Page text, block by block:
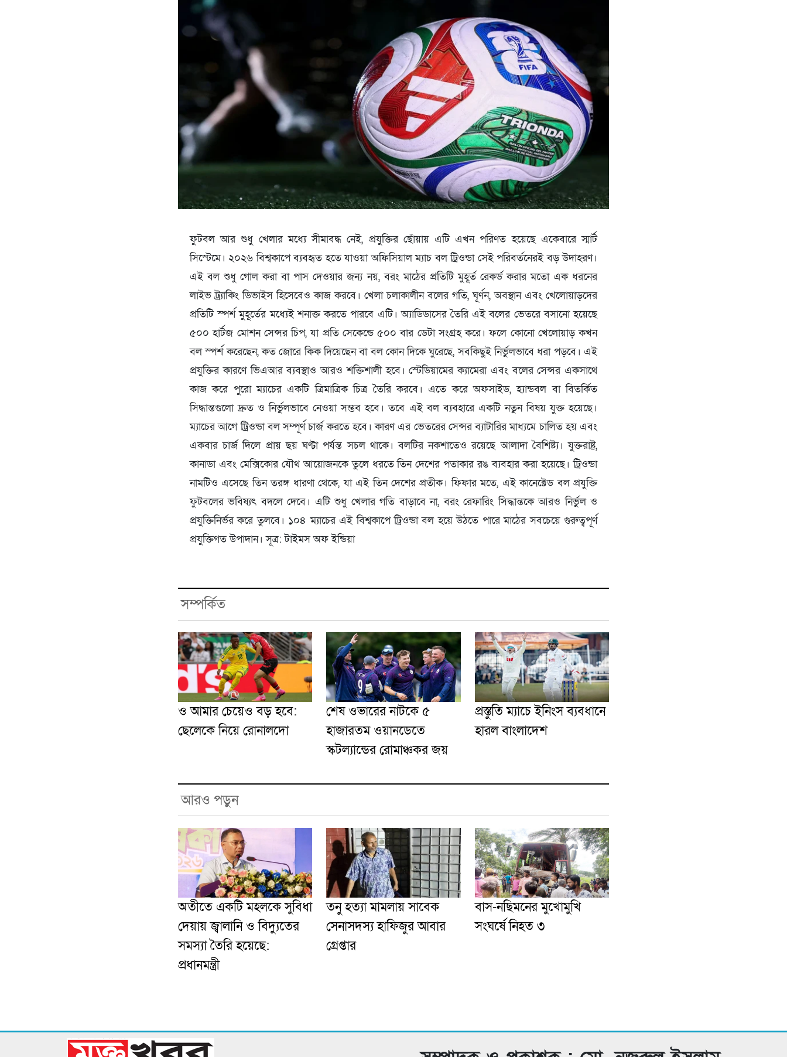
ফুটবল আর শুধু খেলার মধ্যে সীমাবদ্ধ নেই, প্রযুক্তির ছোঁয়ায় এটি এখন পরিণত হয়েছে একেবারে স্মার্ট
সিস্টেমে। ২০২৬ বিশ্বকাপে ব্যবহৃত হতে যাওয়া অফিসিয়াল ম্যাচ বল ট্রিওন্ডা সেই পরিবর্তনেরই বড় উদাহরণ।
এই বল শুধু গোল করা বা পাস দেওয়ার জন্য নয়, বরং মাঠের প্রতিটি মুহূর্ত রেকর্ড করার মতো এক ধরনের
লাইভ ট্র্যাকিং ডিভাইস হিসেবেও কাজ করবে। খেলা চলাকালীন বলের গতি, ঘূর্ণন, অবস্থান এবং খেলোয়াড়দের
প্রতিটি স্পর্শ মুহূর্তের মধ্যেই শনাক্ত করতে পারবে এটি। অ্যাডিডাসের তৈরি এই বলের ভেতরে বসানো হয়েছে
৫০০ হার্টজ মোশন সেন্সর চিপ, যা প্রতি সেকেন্ডে ৫০০ বার ডেটা সংগ্রহ করে। ফলে কোনো খেলোয়াড় কখন
বল স্পর্শ করেছেন, কত জোরে কিক দিয়েছেন বা বল কোন দিকে ঘুরেছে, সবকিছুই নির্ভুলভাবে ধরা পড়বে। এই
প্রযুক্তির কারণে ভিএআর ব্যবস্থাও আরও শক্তিশালী হবে। স্টেডিয়ামের ক্যামেরা এবং বলের সেন্সর একসাথে
কাজ করে পুরো ম্যাচের একটি ত্রিমাত্রিক চিত্র তৈরি করবে। এতে করে অফসাইড, হ্যান্ডবল বা বিতর্কিত
সিদ্ধান্তগুলো দ্রুত ও নির্ভুলভাবে নেওয়া সম্ভব হবে। তবে এই বল ব্যবহারে একটি নতুন বিষয় যুক্ত হয়েছে।
ম্যাচের আগে ট্রিওন্ডা বল সম্পূর্ণ চার্জ করতে হবে। কারণ এর ভেতরের সেন্সর ব্যাটারির মাধ্যমে চালিত হয় এবং
একবার চার্জ দিলে প্রায় ছয় ঘণ্টা পর্যন্ত সচল থাকে। বলটির নকশাতেও রয়েছে আলাদা বৈশিষ্ট্য। যুক্তরাষ্ট্র,
কানাডা এবং মেক্সিকোর যৌথ আয়োজনকে তুলে ধরতে তিন দেশের পতাকার রঙ ব্যবহার করা হয়েছে। ট্রিওন্ডা
নামটিও এসেছে তিন তরঙ্গ ধারণা থেকে, যা এই তিন দেশের প্রতীক। ফিফার মতে, এই কানেক্টেড বল প্রযুক্তি
ফুটবলের ভবিষ্যৎ বদলে দেবে। এটি শুধু খেলার গতি বাড়াবে না, বরং রেফারিং সিদ্ধান্তকে আরও নির্ভুল ও
প্রযুক্তিনির্ভর করে তুলবে। ১০৪ ম্যাচের এই বিশ্বকাপে ট্রিওন্ডা বল হয়ে উঠতে পারে মাঠের সবচেয়ে গুরুত্বপূর্ণ
প্রযুক্তিগত উপাদান। সূত্র: টাইমস অফ ইন্ডিয়া
সম্পর্কিত
ও আমার চেয়েও বড় হবে:
ছেলেকে নিয়ে রোনালদো
শেষ ওভারের নাটকে ৫
হাজারতম ওয়ানডেতে
স্কটল্যান্ডের রোমাঞ্চকর জয়
প্রস্তুতি ম্যাচে ইনিংস ব্যবধানে
হারল বাংলাদেশ
আরও পড়ুন
অতীতে একটি মহলকে সুবিধা
দেয়ায় জ্বালানি ও বিদ্যুতের
সমস্যা তৈরি হয়েছে:
প্রধানমন্ত্রী
তনু হত্যা মামলায় সাবেক
সেনাসদস্য হাফিজুর আবার
গ্রেপ্তা‌র
বাস-নছিমনের মুখোমুখি
সংঘর্ষে নিহত ৩